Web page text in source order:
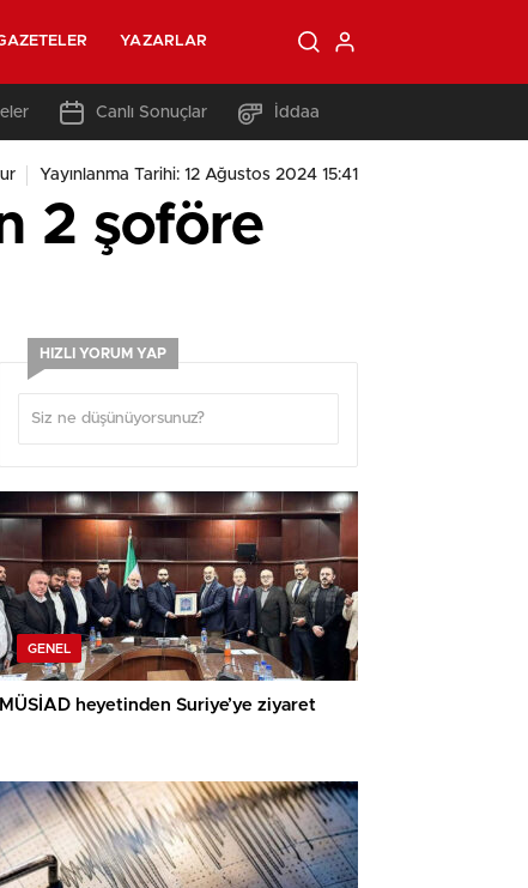
YAZARLAR
Canlı Sonuçlar İddaa
Yayınlanma Tarihi: 12 Ağustos 2024 15:41
2 şoföre
HIZLI YORUM YAP
GENEL
MÜSİAD heyetinden Suriye’ye ziyaret